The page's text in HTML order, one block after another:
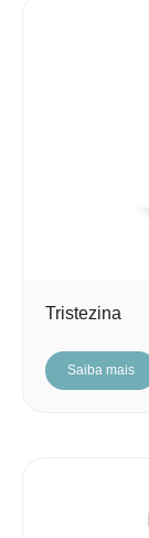
Tristezina
Saiba mais